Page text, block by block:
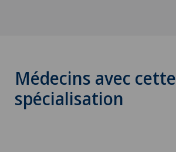
Médecins avec cette
spécialisation